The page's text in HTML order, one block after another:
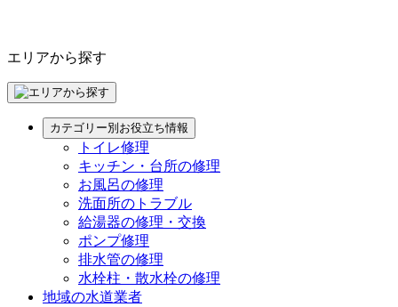
エリアから探す
カテゴリー別お役立ち情報
トイレ修理
キッチン・台所の修理
お風呂の修理
洗面所のトラブル
給湯器の修理・交換
ポンプ修理
排水管の修理
水栓柱・散水栓の修理
地域の水道業者